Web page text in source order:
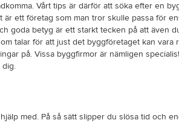
Vårt tips är därför att söka efter en
är ett företag som man tror skulle passa för
goda betyg är ett starkt tecken på att även
talar för att just det byggföretaget kan vara
på. Vissa byggfirmor är nämligen
dig.
med. På så sätt slipper du slösa tid och